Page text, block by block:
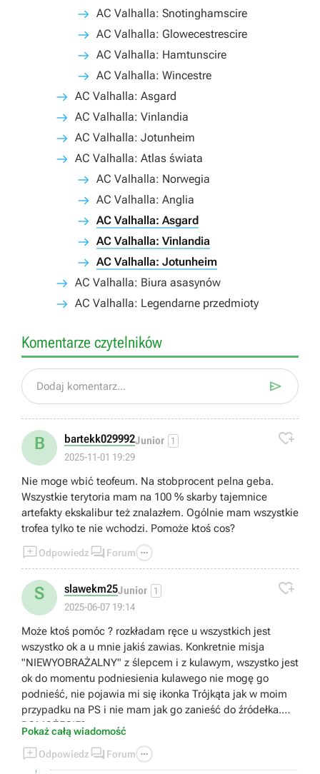
AC Valhalla: Snotinghamscire
AC Valhalla: Glowecestrescire
AC Valhalla: Hamtunscire
AC Valhalla: Wincestre
AC Valhalla: Asgard
AC Valhalla: Vinlandia
AC Valhalla: Jotunheim
AC Valhalla: Atlas świata
AC Valhalla: Norwegia
AC Valhalla: Anglia
AC Valhalla: Asgard
AC Valhalla: Vinlandia
AC Valhalla: Jotunheim
AC Valhalla: Biura asasynów
AC Valhalla: Legendarne przedmioty
Komentarze czytelników
Dodaj komentarz... 
B bartekk029992Junior 1
2025-11-01 19:29

Nie moge wbić teofeum. Na stobprocent pelna geba.
Wszystkie terytoria mam na 100 % skarby tajemnice
artefakty ekskalibur też znalazłem. Ogólnie mam wszystkie
trofea tylko te nie wchodzi. Pomoże ktoś cos?
Odpowiedz  Forum 
S slawekm25Junior 1
2025-06-07 19:14

Może ktoś pomóc ? rozkładam ręce u wszystkich jest
wszystko ok a u mnie jakiś zawias. Konkretnie misja
"NIEWYOBRAŻALNY" z ślepcem i z kulawym, wszystko jest
ok do momentu podniesienia kulawego nie mogę go
podnieść, nie pojawia mi się ikonka Trójkąta jak w moim
przypadku na PS i nie mam jak go zanieść do źródełka.
POMOŻECIE?
Pokaż całą wiadomość
Odpowiedz  Forum 